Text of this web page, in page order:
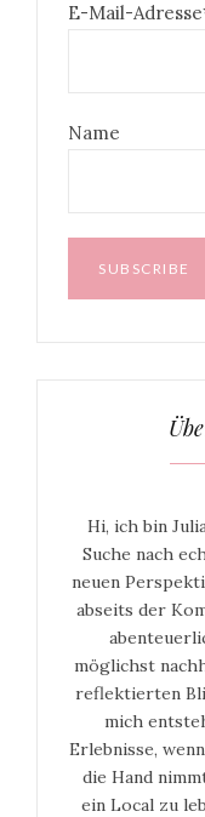
E-Mail-
Name
Hi, ich bin
Suche nach
neuen
abseits der
möglichst
reflektierten
mich
Erlebnisse,
die Hand
ein Local zu